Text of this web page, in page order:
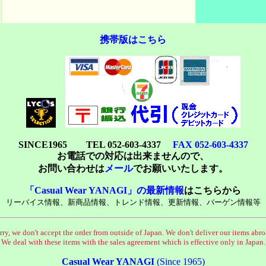
携帯版はこちら
SINCE1965 TEL 052-603-4337 FAX 052-603-4337
お電話での対応は出来ませんので、
お問い合わせは メールでお願いいたします。
「Casual Wear YANAGI」の最新情報はこちらから
リーバイス情報、新商品情報、トレンド情報、更新情報、バーゲン情報等
we don't accept the order from outside of Japan. We don't deliver our items
We deal with these items with the sales agreement which is effective only in Japan.
Casual Wear YANAGI(Since 1965)